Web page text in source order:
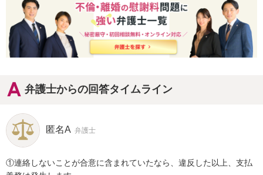
弁護士からの回答タイムライン
匿名A 弁護士
①連絡しないことが合意に含まれていたなら、違反した以上、支払